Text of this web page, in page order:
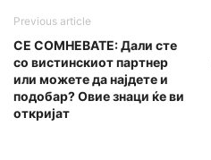
Previous article
СЕ СОМНЕВАТЕ: Дали сте
со вистинскиот партнер
или можете да најдете и
подобар? Овие знаци ќе ви
откријат